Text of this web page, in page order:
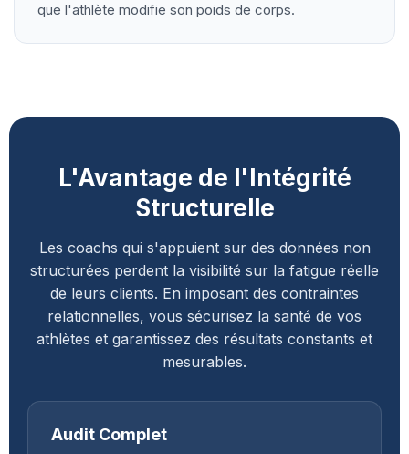
que l'athlète modifie son poids de corps.
L'Avantage de l'Intégrité
Structurelle
Les coachs qui s'appuient sur des données non
structurées perdent la visibilité sur la fatigue réelle
de leurs clients. En imposant des contraintes
relationnelles, vous sécurisez la santé de vos
athlètes et garantissez des résultats constants et
mesurables.
Audit Complet